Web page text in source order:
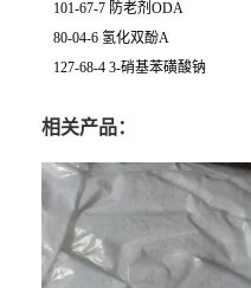
101-67-7 防老剂ODA
80-04-6 氢化双酚A
127-68-4 3-硝基苯磺酸钠
相关产品：